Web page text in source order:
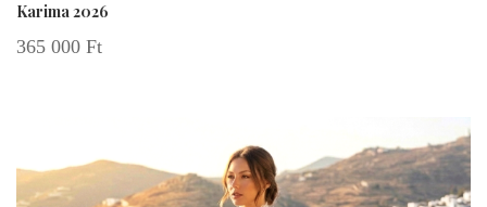
Karima 2026
365 000 Ft